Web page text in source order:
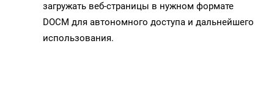
загружать веб-страницы в нужном формате
DOCM для автономного доступа и дальнейшего
использования.